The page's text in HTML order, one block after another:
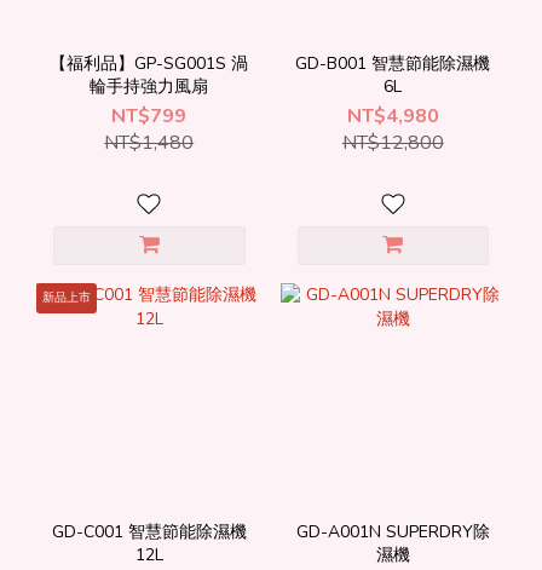
【福利品】GP-SG001S 渦
輪手持強力風扇
NT$799
NT$1,480
GD-B001 智慧節能除濕機
6L
NT$4,980
NT$12,800
新品上市
GD-C001 智慧節能除濕機
12L
GD-A001N SUPERDRY除
濕機